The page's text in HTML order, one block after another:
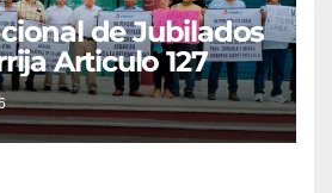
de Jubilados
Articulo 127